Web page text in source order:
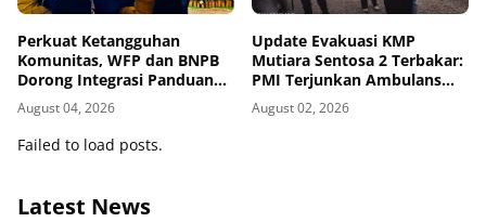
Perkuat Ketangguhan
Komunitas, WFP dan BNPB
Dorong Integrasi Panduan
AMPD dalam Pendekatan
Destana
August 04, 2026
Update Evakuasi KMP
Mutiara Sentosa 2 Terbakar:
PMI Terjunkan Ambulans
dan Personel
August 02, 2026
Failed to load posts.
Latest News